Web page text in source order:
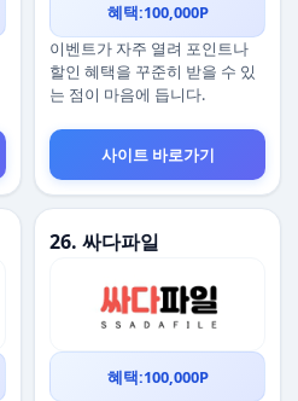
혜택:100,000P
이벤트가 자주 열려 포인트나
할인 혜택을 꾸준히 받을 수 있
는 점이 마음에 듭니다.
사이트 바로가기
26. 싸다파일
혜택:100,000P